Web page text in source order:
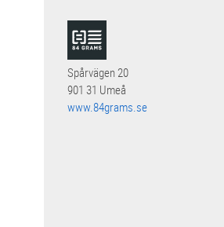
Spårvägen 20
901 31 Umeå
www.84grams.se